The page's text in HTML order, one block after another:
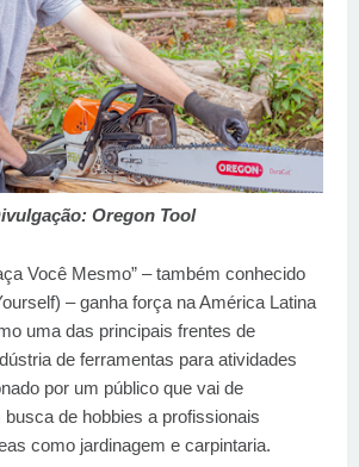
Oregon Tool
Você Mesmo” – também conhecido
– ganha força na América Latina
uma das principais frentes de
de ferramentas para atividades
por um público que vai de
de hobbies a profissionais
como jardinagem e carpintaria.